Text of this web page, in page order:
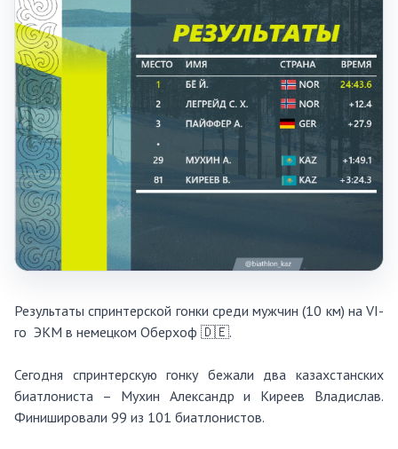
Результаты спринтерской гонки среди мужчин (10 км) на VI-
го ЭКМ в немецком Оберхоф 🇩🇪.
Сегодня спринтерскую гонку бежали два казахстанских
биатлониста – Мухин Александр и Киреев Владислав.
Финишировали 99 из 101 биатлонистов.